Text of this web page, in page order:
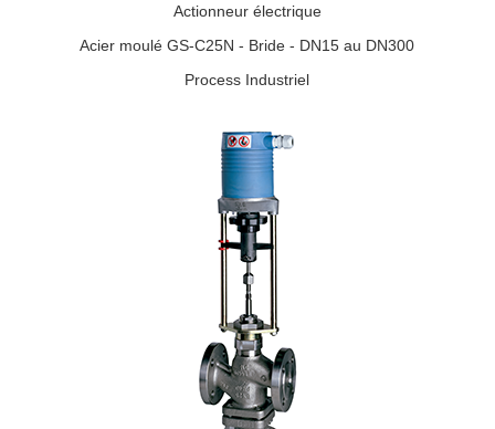
Actionneur électrique
Acier moulé GS-C25N - Bride - DN15 au DN300
Process Industriel